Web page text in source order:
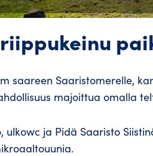
saareen Saaristomerelle,
majoittua omalla
ulkowc ja Pidä Saaristo